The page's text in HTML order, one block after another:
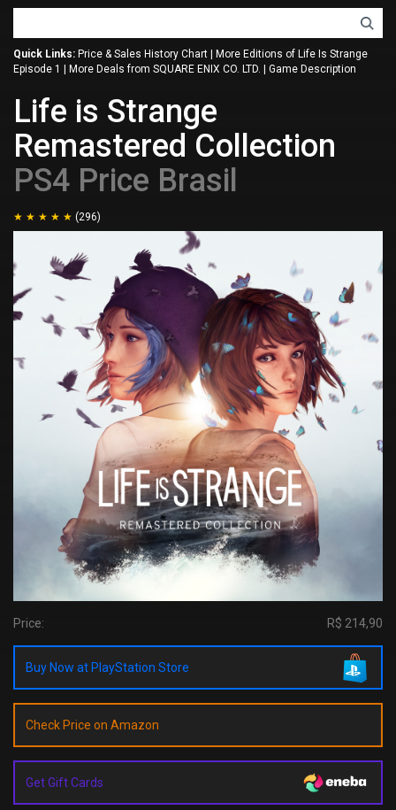
Quick Links: Price & Sales History Chart
More Editions of Life Is Strange
Episode 1
More Deals from SQUARE ENIX CO. LTD. Game Description
Life is Strange
Remastered Collection
PS4 Price Brasil
(296)
Price: R$ 214,90
Buy Now at PlayStation Store
Check Price on Amazon
Get Gift Cards